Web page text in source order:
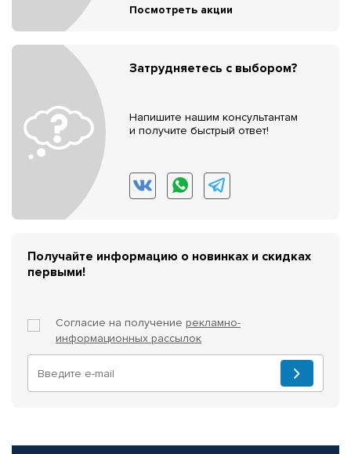
Посмотреть акции
Затрудняетесь с выбором?
Напишите нашим консультантам
и получите быстрый ответ!
Получайте информацию о новинках и скидках
первыми!
Согласие на получение рекламно-
информационных рассылок